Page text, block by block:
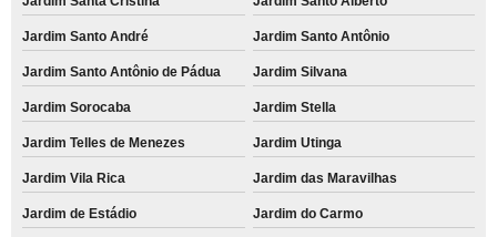
Jardim Santo André Jardim Santo Antônio
Jardim Santo Antônio de Pádua Jardim Silvana
Jardim Sorocaba Jardim Stella
Jardim Telles de Menezes Jardim Utinga
Jardim Vila Rica Jardim das Maravilhas
Jardim de Estádio Jardim do Carmo